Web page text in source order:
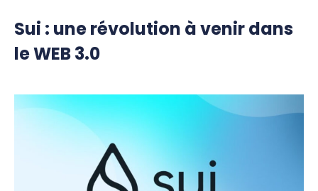
Sui : une révolution à venir dans
le WEB 3.0